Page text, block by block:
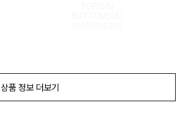
상품 정보 더보기